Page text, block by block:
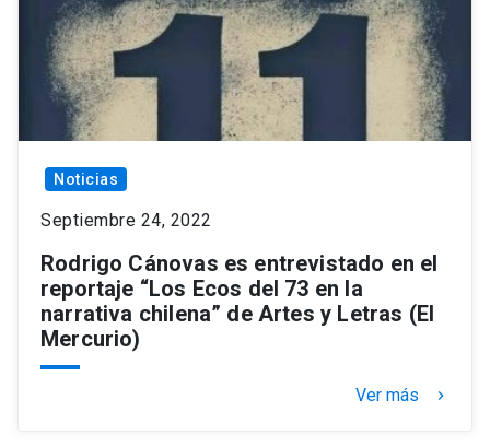
Noticias
Septiembre 24, 2022
Rodrigo Cánovas es entrevistado en el
reportaje “Los Ecos del 73 en la
narrativa chilena” de Artes y Letras (El
Mercurio)
Ver más keyboard_arrow_right